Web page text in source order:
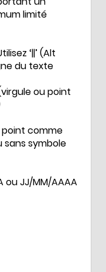
limité
‘||’ (Alt
du texte
ou point
comme
symbole
ou JJ/MM/AAAA